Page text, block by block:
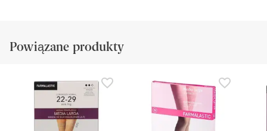
Powiązane produkty